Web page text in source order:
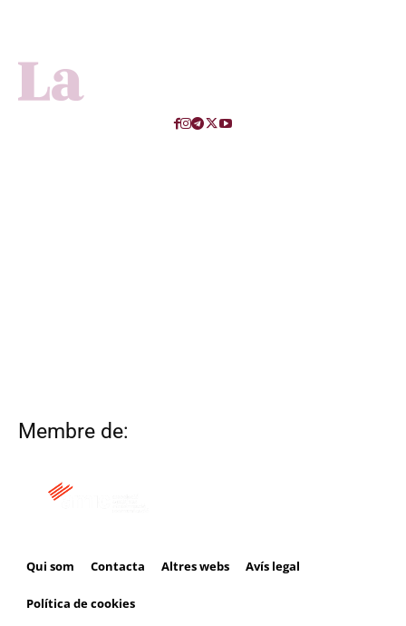
Membre de:
Qui som Contacta Altres webs Avís legal
Política de cookies